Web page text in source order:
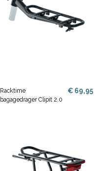
Racktime
bagagedrager Clipit 2.0
€ 69,95